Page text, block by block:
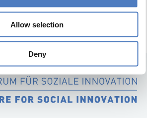
Allow selection
Deny